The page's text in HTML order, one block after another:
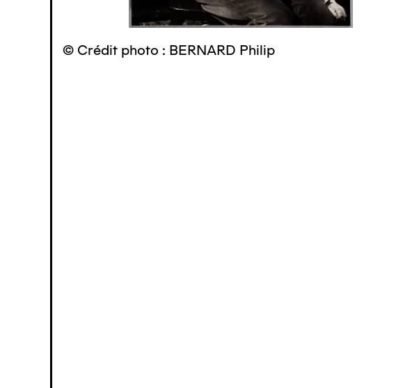
© Crédit photo : BERNARD Philip